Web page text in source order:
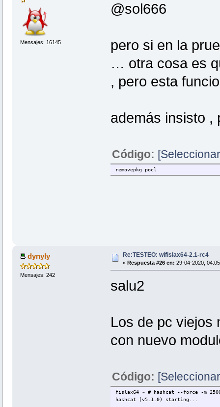
Mensajes: 16145
@sol666
pero si en la
… otra cosa es
, pero esta
además insisto ,
Código:
removepkg pocl
dynyly
Mensajes: 242
Re:TESTEO: wifislax64-2.1-rc4
« Respuesta #26 en: 29-04-2020,
salu2
Los de pc viejos
con nuevo
Código:
fislax64 ~ #